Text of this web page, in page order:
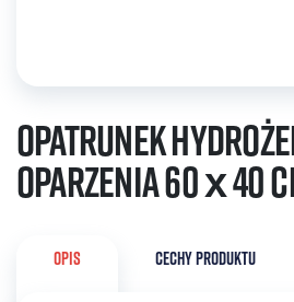
Opatrunek
oparzenia 60 x 40
OPIS CECHY PRODUKTU